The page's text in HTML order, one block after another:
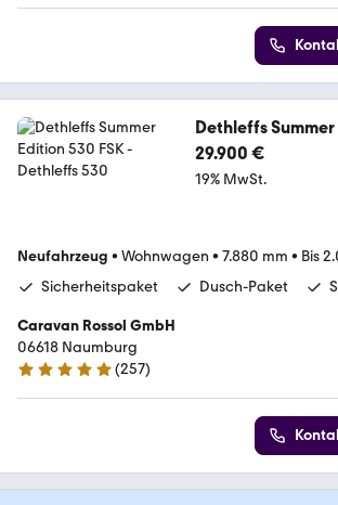
Dethleffs
29.900 €
19% MwSt.
Neufahrzeug • Wohnwagen • 7.880 mm • Bis
Sicherheitspaket
Dusch-Paket
Caravan Rossol GmbH
06618 Naumburg
4.8 Sterne
(257)